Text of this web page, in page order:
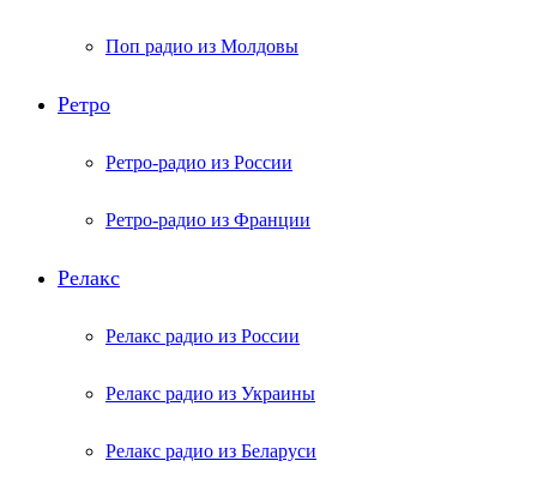
Поп радио из Молдовы
Ретро
Ретро-радио из России
Ретро-радио из Франции
Релакс
Релакс радио из России
Релакс радио из Украины
Релакс радио из Беларуси